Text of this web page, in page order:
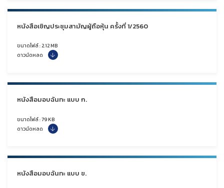
หนังสือเชิญประชุมสามัญผู้ถือหุ้น ครั้งที่ 1/2560
ขนาดไฟล์ : 2.12 MB
ดาวน์ดหลด
หนังสือมอบฉันทะ แบบ ก.
ขนาดไฟล์ : 79 KB
ดาวน์ดหลด
หนังสือมอบฉันทะ แบบ ข.